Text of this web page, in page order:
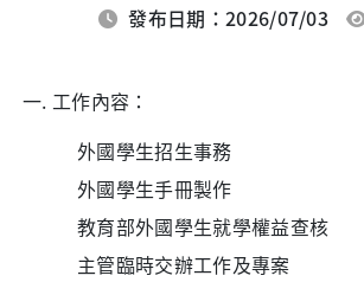
發布日期：2026/07/03
工作內容：
外國學生招生事務
外國學生手冊製作
教育部外國學生就學權益查核
主管臨時交辦工作及專案